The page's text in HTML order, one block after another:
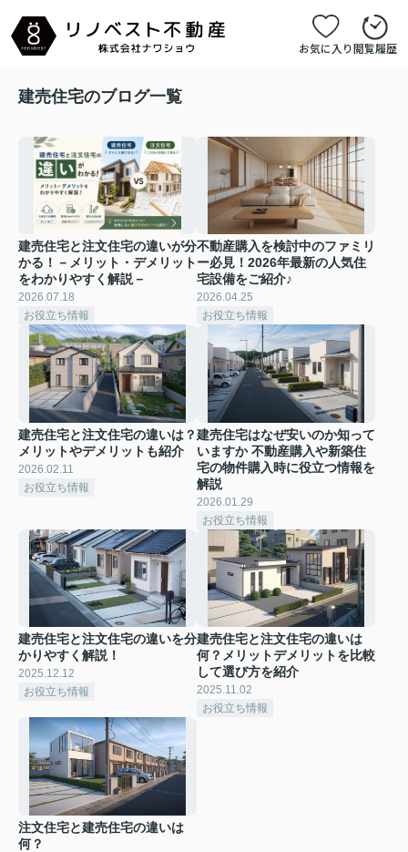
お気に入り閲覧履歴
建売住宅のブログ一覧
建売住宅と注文住宅の違いが分
かる！－メリット・デメリット
をわかりやすく解説－
2026.07.18
お役立ち情報
不動産購入を検討中のファミリ
ー必見！2026年最新の人気住
宅設備をご紹介♪
2026.04.25
お役立ち情報
建売住宅と注文住宅の違いは？
メリットやデメリットも紹介
2026.02.11
お役立ち情報
建売住宅はなぜ安いのか知って
いますか 不動産購入や新築住
宅の物件購入時に役立つ情報を
解説
2026.01.29
お役立ち情報
建売住宅と注文住宅の違いを分
かりやすく解説！
2025.12.12
お役立ち情報
建売住宅と注文住宅の違いは
何？メリットデメリットを比較
して選び方を紹介
2025.11.02
お役立ち情報
注文住宅と建売住宅の違いは
何？